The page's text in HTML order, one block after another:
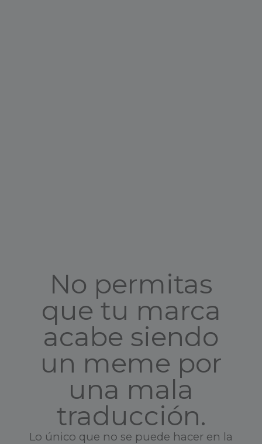
No permitas
que tu marca
acabe siendo
un meme por
una mala
traducción.
Lo único que no se puede hacer en la